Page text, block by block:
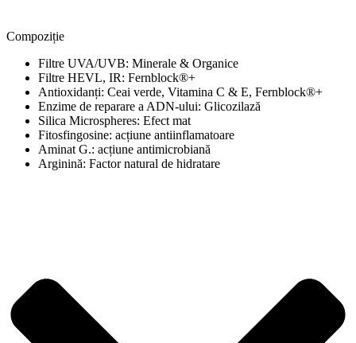
Compoziție
Filtre UVA/UVB: Minerale & Organice
Filtre HEVL, IR: Fernblock®+
Antioxidanți: Ceai verde, Vitamina C & E, Fernblock®+
Enzime de reparare a ADN-ului: Glicozilază
Silica Microspheres: Efect mat
Fitosfingosine: acțiune antiinflamatoare
Aminat G.: acțiune antimicrobiană
Arginină: Factor natural de hidratare